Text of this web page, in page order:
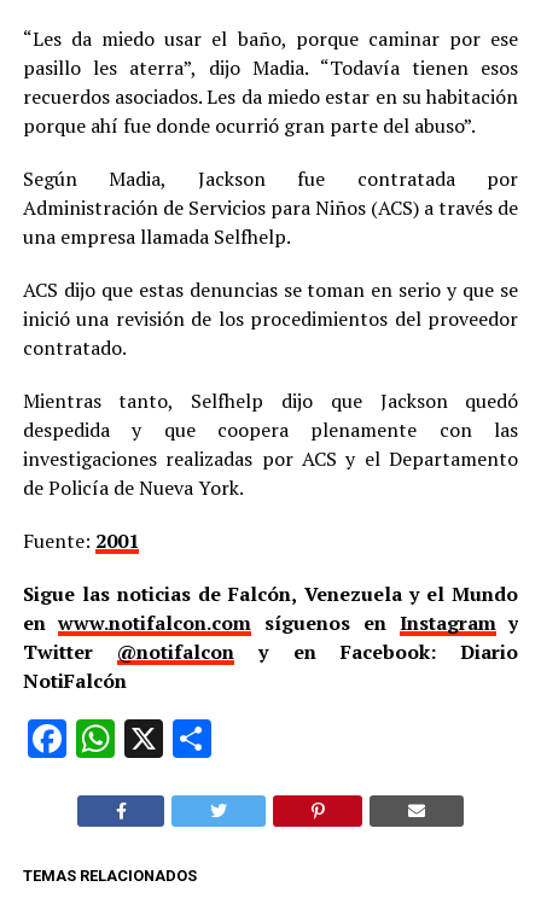
“Les da miedo usar el baño, porque caminar por ese
pasillo les aterra”, dijo Madia. “Todavía tienen esos
recuerdos asociados. Les da miedo estar en su habitación
porque ahí fue donde ocurrió gran parte del abuso”.
Según Madia, Jackson fue contratada por
Administración de Servicios para Niños (ACS) a través de
una empresa llamada Selfhelp.
ACS dijo que estas denuncias se toman en serio y que se
inició una revisión de los procedimientos del proveedor
contratado.
Mientras tanto, Selfhelp dijo que Jackson quedó
despedida y que coopera plenamente con las
investigaciones realizadas por ACS y el Departamento
de Policía de Nueva York.
Fuente: 2001
Sigue las noticias de Falcón, Venezuela y el Mundo
enwww.notifalcon.com síguenos en Instagramy
Twitter @notifalcon y en Facebook: Diario
NotiFalcón
Facebook
WhatsApp
X Compartir
TEMAS RELACIONADOS